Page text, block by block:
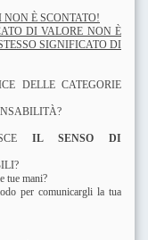
È SCONTATO!
DI VALORE NON È
SIGNIFICATO DI
DELLE CATEGORIE
IL SENSO DI
tue mani?
per comunicargli la tua